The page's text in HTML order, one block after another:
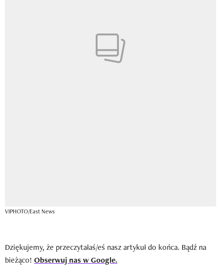
VIPHOTO/East News
Dziękujemy, że przeczytałaś/eś nasz artykuł do końca. Bądź na
bieżąco! Obserwuj nas w Google.